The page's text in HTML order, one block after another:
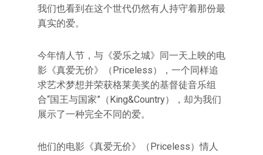
我们也看到在这个世代仍然有人持守着那份最
真实的爱。
今年情人节，与《爱乐之城》同一天上映的电
影《真爱无价》（Priceless），一个同样追
求艺术梦想并荣获格莱美奖的基督徒音乐组
合“国王与国家”（King&Country），却为我们
展示了一种完全不同的爱。
他们的电影《真爱无价》（Priceless）情人